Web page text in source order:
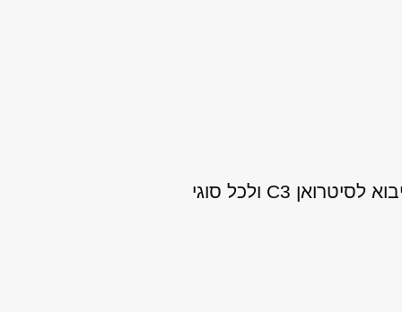
צריכים להחליף את מנוע הרכב שלכם? במנועי היבואן אנו מספקים מנועים איכותיים מיבוא לסיטרואן C3 ולכל סוגי